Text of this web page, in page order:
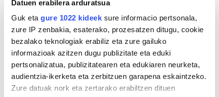
Datuen erabilera arduratsua
Guk eta gure 1022 kideek sure informacio pertsonala,
zure IP zenbakia, esaterako, prozesatzen ditugu, cookie
bezalako teknologiak erabiliz eta zure gailuko
informazioak azitzen dugu publizitate eta eduki
pertsonalizatua, publizitatearen eta edukiaren neurketa,
audientzia-ikerketa eta zerbitzuen garapena eskaintzeko.
Zure datuak nork eta zertarako erabiltzen dituen
AGENDA
Abuztua 2026
AL. AR. AZ. OG. OL. LR.
IG.